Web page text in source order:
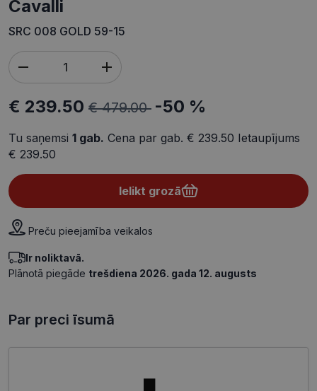
cavalli
SRC 008 GOLD 59-15
€ 239.50 € 479.00 -50 %
Tu saņemsi 1 gab. Cena par gab. € 239.50 Ietaupījums
€ 239.50
Ielikt grozā
Preču pieejamība veikalos
Ir noliktavā.
Plānotā piegāde trešdiena 2026. gada 12. augusts
Par preci īsumā